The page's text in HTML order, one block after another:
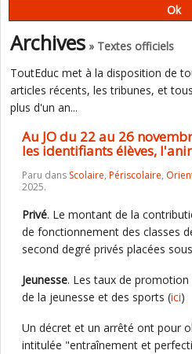
Archives » Textes officiels
ToutEduc met à la disposition de
articles récents, les tribunes, et
plus d'un an...
Au JO du 22 au 26
les identifiants élèves,
Paru dans Scolaire, Périscolaire,
2025.
Privé. Le montant de la
de fonctionnement des classes
second degré privés placées
Jeunesse. Les taux de
de la jeunesse et des sports (ici
Un décret et un arrêté ont pour
intitulée "entraînement et